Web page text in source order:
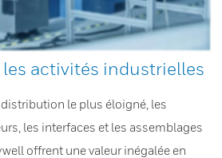
activités industrielles
distribution le plus éloigné, les
les interfaces et les assemblages
offrent une valeur inégalée en